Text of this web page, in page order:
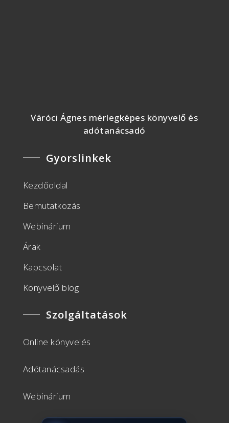
Váróci Ágnes mérlegképes könyvelő és
adótanácsadó
Gyorslinkek
Kezdőoldal
Bemutatkozás
Webinárium
Árak
Kapcsolat
Könyvelő blog
Szolgáltatások
Online könyvelés
Adótanácsadás
Webinárium